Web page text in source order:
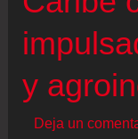
y
Deja un